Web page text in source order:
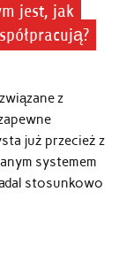
jest, jak
z
już przecież z
systemem
stosunkowo